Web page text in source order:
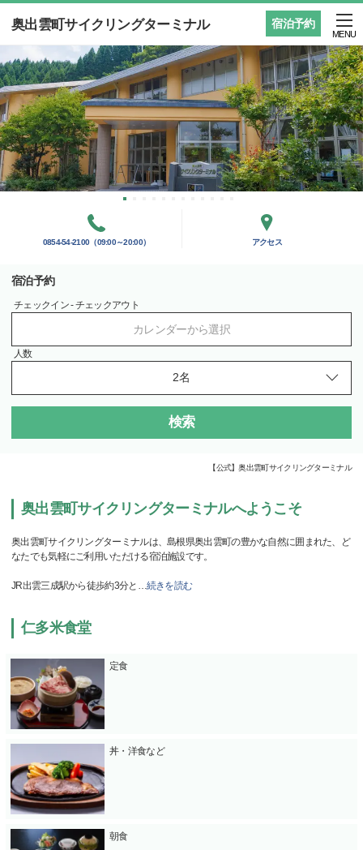
宿泊予約
奥出雲町サイクリングターミナル
MENU
0854-54-2100（09:00～20:00） アクセス
宿泊予約
チェックイン - チェックアウト
カレンダーから選択
人数
検索
【公式】奥出雲町サイクリングターミナル
奥出雲町サイクリングターミナルへようこそ
奥出雲町サイクリングターミナルは、島根県奥出雲町の豊かな自然に囲まれた、ど
なたでも気軽にご利用いただける宿泊施設です。
JR出雲三成駅から徒歩約3分と …続きを読む
仁多米食堂
定食
丼・洋食など
朝食